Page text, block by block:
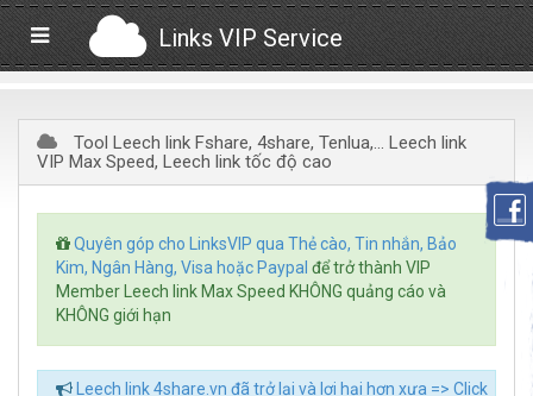
Links VIP Service
Tool Leech link Fshare, 4share, Tenlua,... Leech link
VIP Max Speed, Leech link tốc độ cao
Quyên góp cho LinksVIP qua Thẻ cào, Tin nhắn, Bảo
Kim, Ngân Hàng, Visa hoặc Paypal để trở thành VIP
Member Leech link Max Speed KHÔNG quảng cáo và
KHÔNG giới hạn
Leech link 4share.vn đã trở lại và lợi hại hơn xưa => Click